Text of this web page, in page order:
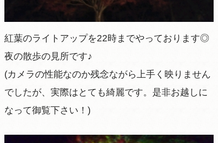
紅葉のライトアップを22時までやっております◎
夜の散歩の見所です♪
(カメラの性能なのか残念ながら上手く映りません
でしたが、実際はとても綺麗です。是非お越しに
なって御覧下さい！)